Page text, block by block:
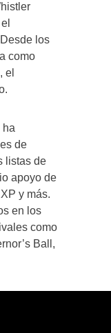
los
como
el
ha
de
listas de
apoyo de
y más.
en los
como
Ball,